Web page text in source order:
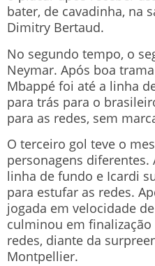
bater, de cavadinha, na
Dimitry Bertaud.
No segundo tempo, o
Neymar. Após boa
Mbappé foi até a linha
para trás para o
para as redes, sem
O terceiro gol teve o
personagens diferentes.
linha de fundo e Icardi
para estufar as redes.
jogada em velocidade
culminou em
redes, diante da
Montpellier.